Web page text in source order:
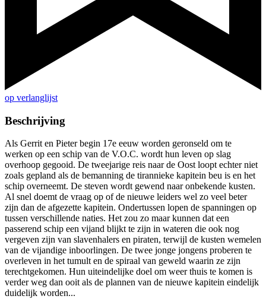
op verlanglijst
Beschrijving
Als Gerrit en Pieter begin 17e eeuw worden geronseld om te
werken op een schip van de V.O.C. wordt hun leven op slag
overhoop gegooid. De tweejarige reis naar de Oost loopt echter niet
zoals gepland als de bemanning de tirannieke kapitein beu is en het
schip overneemt. De steven wordt gewend naar onbekende kusten.
Al snel doemt de vraag op of de nieuwe leiders wel zo veel beter
zijn dan de afgezette kapitein. Ondertussen lopen de spanningen op
tussen verschillende naties. Het zou zo maar kunnen dat een
passerend schip een vijand blijkt te zijn in wateren die ook nog
vergeven zijn van slavenhalers en piraten, terwijl de kusten wemelen
van de vijandige inboorlingen. De twee jonge jongens proberen te
overleven in het tumult en de spiraal van geweld waarin ze zijn
terechtgekomen. Hun uiteindelijke doel om weer thuis te komen is
verder weg dan ooit als de plannen van de nieuwe kapitein eindelijk
duidelijk worden...